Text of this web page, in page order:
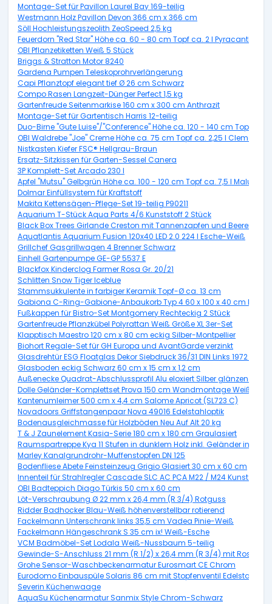
Montage-Set für Pavillon Laurel Bay 169-teilig
Westmann Holz Pavillon Devon 366 cm x 366 cm
Söll Hochleistungszeolith ZeoSpeed 2,5 kg
Feuerdorn "Red Star" Höhe ca. 60 - 80 cm Topf ca. 2 l Pyracantha
OBI Pflanzetiketten Weiß 5 Stück
Briggs & Stratton Motor 8240
Gardena Pumpen Teleskoprohrverlängerung
Capi Pflanztopf elegant tief Ø 26 cm Schwarz
Compo Rasen Langzeit-Dünger Perfect 1,5 kg
Gartenfreude Seitenmarkise 160 cm x 300 cm Anthrazit
Montage-Set für Gartentisch Harris 12-teilig
Duo-Birne "Gute Luise"/"Conference" Höhe ca. 120 - 140 cm Topf ca.
OBI Waldrebe "Joe" Creme Höhe ca. 75 cm Topf ca. 2,25 l Clematis
Nistkasten Kiefer FSC® Hellgrau-Braun
Ersatz-Sitzkissen für Garten-Sessel Canera
3P Komplett-Set Arcado 230 l
Apfel "Mutsu" Gelbgrün Höhe ca. 100 - 120 cm Topf ca. 7,5 l Malus
Dolmar Einfüllsystem für Kraftstoff
Makita Kettensägen-Pflege-Set 19-teilig P90211
Aquarium T-Stück Aqua Parts 4/6 Kunststoff 2 Stück
Black Box Trees Girlande Creston mit Tannenzapfen und Beeren
Aquatlantis Aquarium Fusion 120x40 LED 2.0 224 l Esche-Weiß
Grillchef Gasgrillwagen 4 Brenner Schwarz
Einhell Gartenpumpe GE-GP 5537 E
Blackfox Kinderclog Farmer Rosa Gr. 20/21
Schlitten Snow Tiger Iceblue
Stammsukkulente in farbiger Keramik Topf-Ø ca. 13 cm
Gabiona C-Ring-Gabione-Anbaukorb Typ 4 60 x 100 x 40 cm
Fußkappen für Bistro-Set Montgomery Rechteckig 2 Stück
Gartenfreude Pflanzkübel Polyrattan Weiß Größe XL 3er-Set
Klapptisch Maestro 120 cm x 80 cm eckig Silber-Montpellier
Biohort Regale-Set für GH Europa und AvantGarde verzinkt
Glasdrehtür ESG Floatglas Dekor Siebdruck 36/31 DIN Links 1972 x
Glasboden eckig Schwarz 60 cm x 15 cm x 1,2 cm
Außenecke Quadrat-Abschlussprofil Alu eloxiert Silber glänzend 10
Dolle Geländer-Komplettset Prova 150 cm Wandmontage Weiß
Kantenumleimer 500 cm x 4,4 cm Salome Apricot (SL723 C)
Novadoors Griffstangenpaar Nova 49016 Edelstahloptik
Bodenausgleichmasse für Holzböden Neu Auf Alt 20 kg
T & J Zaunelement Kasia-Serie 180 cm x 180 cm Graulasiert
Raumspartreppe Kya 11 Stufen in dunklem Holz inkl. Geländer in Grau
Marley Kanalgrundrohr-Muffenstopfen DN 125
Bodenfliese Abete Feinsteinzeug Grigio Glasiert 30 cm x 60 cm
Innenteil für Strahlregler Cascade SLC AC PCA M22 / M24 Kunststoff
OBI Badteppich Diago Türkis 50 cm x 60 cm
Löt-Verschraubung Ø 22 mm x 26,4 mm (R 3/4) Rotguss
Ridder Badhocker Blau-Weiß höhenverstellbar rotierend
Fackelmann Unterschrank links 35,5 cm Vadea Pinie-Weiß
Fackelmann Hängeschrank S 35 cm ix! Weiß-Esche
VCM Badmöbel-Set Lodala Weiß-Nussbaum 5-teilig
Gewinde-S-Anschluss 21 mm (R 1/2) x 26,4 mm (R 3/4) mit Rosette
Grohe Sensor-Waschbeckenarmatur Eurosmart CE Chrom
Eurodomo Einbauspüle Solaris 86 cm mit Stopfenventil Edelstahl
Severin Küchenwaage
AquaSu Küchenarmatur Sanmix Style Chrom-Schwarz